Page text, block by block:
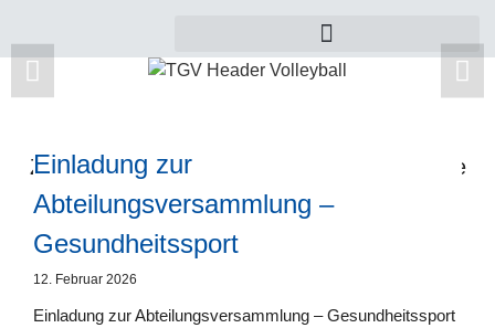
Zu dieser Kategorie gibt es leider noch keine
Beiträge.
Einladung zur
Abteilungsversammlung –
Gesundheitssport
12. Februar 2026
Einladung zur Abteilungsversammlung – Gesundheitssport